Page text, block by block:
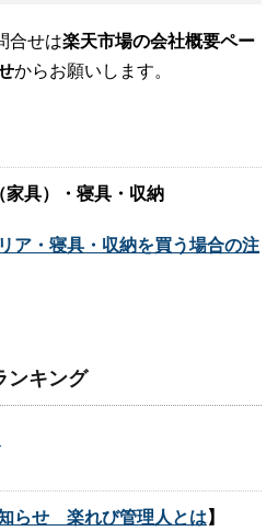
合せは楽天市場の会社概要ペー
からお願いします。
家具）・寝具・収納
ア・寝具・収納を買う場合の注
ンキング
らせ 楽れび管理人とは 】